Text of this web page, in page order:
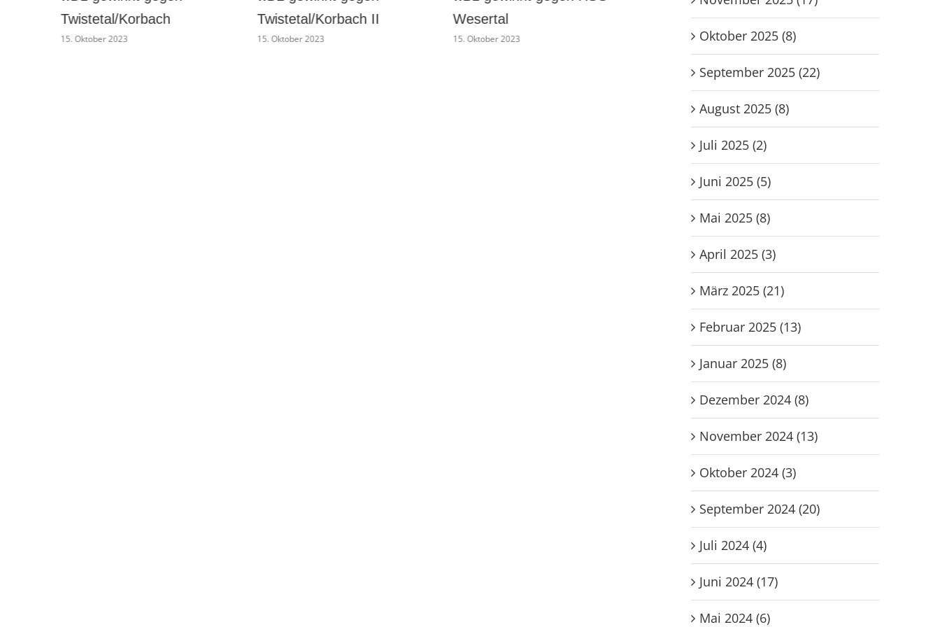
Twistetal/Korbach II
15. Oktober 2023
Wesertal
15. Oktober 2023
Ahnatal/Calden
13. Oktober 2023
Heuchelheim 35:30 und
festigt 2. Platz
Twistetal/
Oktober 2025 (8)
September 2025 (22)
August 2025 (8)
Juli 2025 (2)
Juni 2025 (5)
Mai 2025 (8)
April 2025 (3)
März 2025 (21)
Februar 2025 (13)
Januar 2025 (8)
Dezember 2024 (8)
November 2024 (13)
Oktober 2024 (3)
September 2024 (20)
Juli 2024 (4)
Juni 2024 (17)
Mai 2024 (6)